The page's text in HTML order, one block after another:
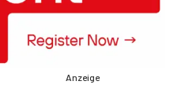
Anzeige